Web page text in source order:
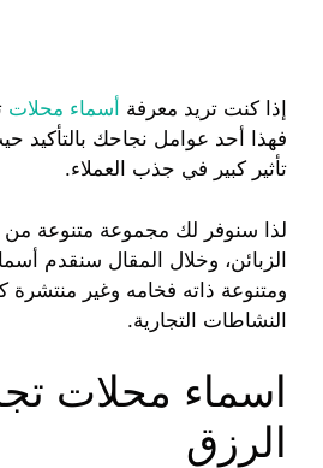
إذا كنت تريد معرفة أسماء محلات
فهذا أحد عوامل نجاحك بالتأكيد
تأثير كبير في جذب العملاء.
لذا سنوفر لك مجموعة متنوعة
الزبائن، وخلال المقال سنقدم
ومتنوعة ذاته فخامه وغير منتشرة
النشاطات التجارية.
اسماء محلات
الرزق